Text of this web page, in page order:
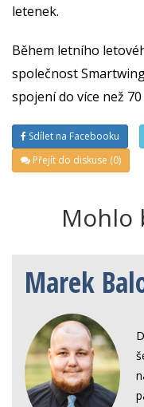
letenek.
Během letního
společnost
spojení do více než
Sdílet na Facebooku
Přejít do diskuse (0)
Mohlo
Marek